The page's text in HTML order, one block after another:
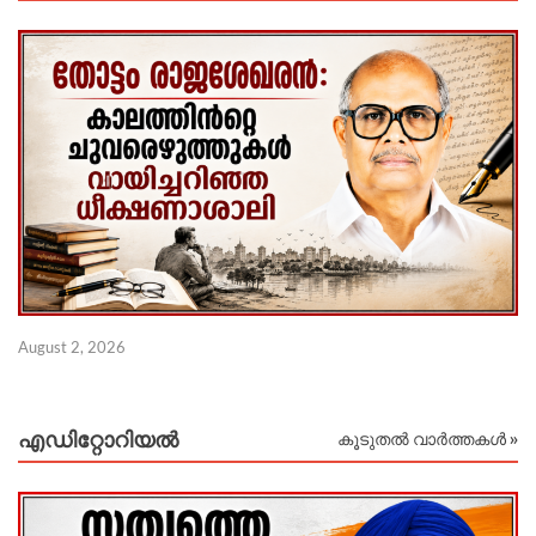
August 2, 2026
എഡിറ്റോറിയല്‍ കൂടുതൽ വാർത്തകൾ »